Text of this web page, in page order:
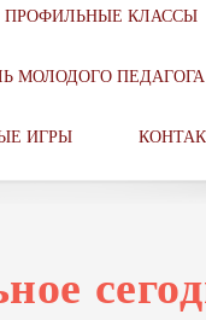
ПРОФИЛЬНЫЕ КЛАССЫ
МОЛОДОГО ПЕДАГОГА
ИГРЫ